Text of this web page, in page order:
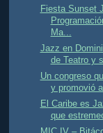
Fiesta Sunset
Ma...
Jazz en
de Teatro y
Un congreso
y promovió
El Caribe es
que